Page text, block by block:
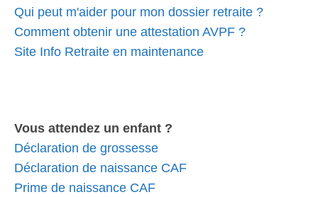
Qui peut m'aider pour mon dossier retraite ?
Comment obtenir une attestation AVPF ?
Site Info Retraite en maintenance
Vous attendez un enfant ?
Déclaration de grossesse
Déclaration de naissance CAF
Prime de naissance CAF